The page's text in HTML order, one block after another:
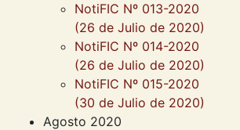
NotiFIC Nº 013-2020
(26 de Julio de 2020)
NotiFIC Nº 014-2020
(26 de Julio de 2020)
NotiFIC Nº 015-2020
(30 de Julio de 2020)
Agosto 2020